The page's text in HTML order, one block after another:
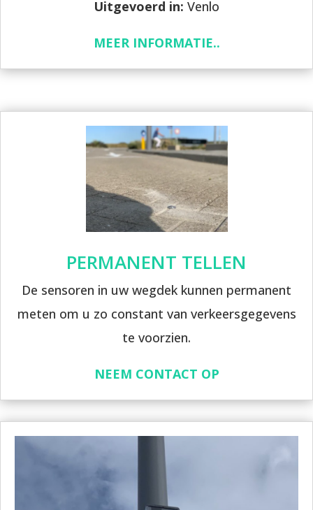
Uitgevoerd in: Venlo
MEER INFORMATIE..
PERMANENT TELLEN
De sensoren in uw wegdek kunnen permanent
meten om u zo constant van verkeersgegevens
te voorzien.
NEEM CONTACT OP